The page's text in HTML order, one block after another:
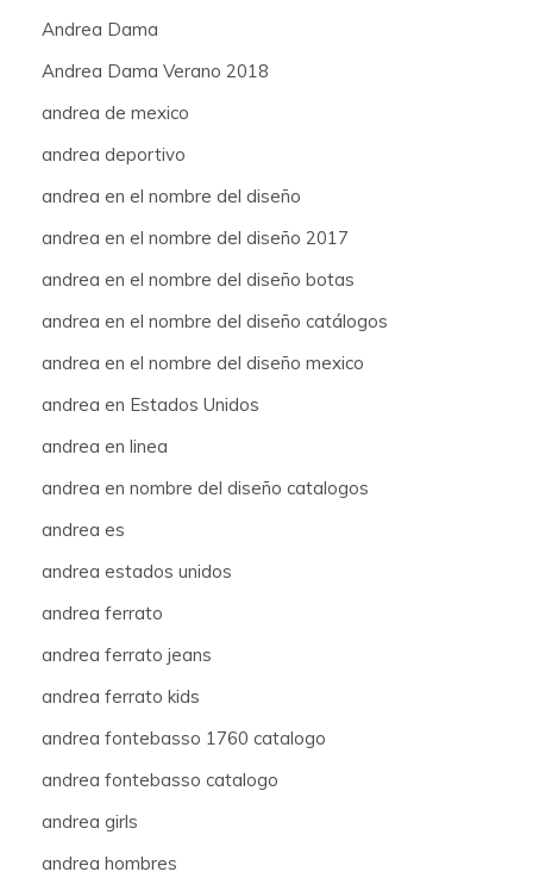
Andrea Dama
Andrea Dama Verano 2018
andrea de mexico
andrea deportivo
andrea en el nombre del diseño
andrea en el nombre del diseño 2017
andrea en el nombre del diseño botas
andrea en el nombre del diseño catálogos
andrea en el nombre del diseño mexico
andrea en Estados Unidos
andrea en linea
andrea en nombre del diseño catalogos
andrea es
andrea estados unidos
andrea ferrato
andrea ferrato jeans
andrea ferrato kids
andrea fontebasso 1760 catalogo
andrea fontebasso catalogo
andrea girls
andrea hombres